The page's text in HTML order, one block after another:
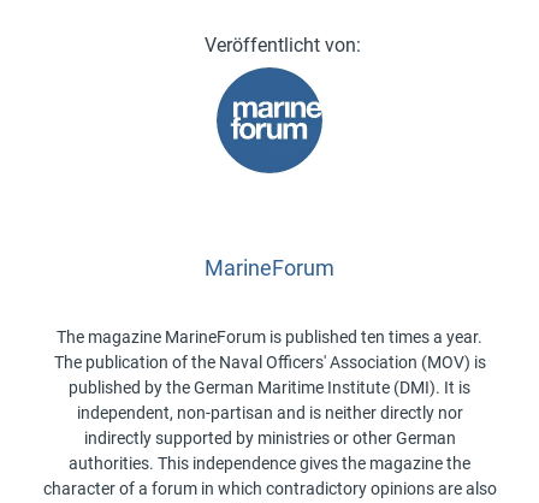
MarineForum
The magazine MarineForum is published ten times a year.
The publication of the Naval Officers' Association (MOV) is
published by the German Maritime Institute (DMI). It is
independent, non-partisan and is neither directly nor
indirectly supported by ministries or other German
authorities. This independence gives the magazine the
character of a forum in which contradictory opinions are also